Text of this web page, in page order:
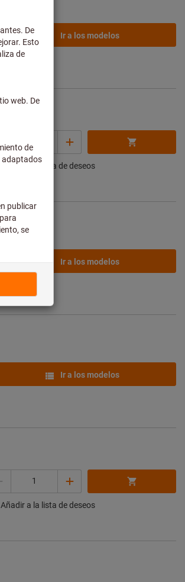
Ir a los modelos
Añadir a la lista de deseos
Ir a los modelos
Ir a los modelos
Añadir a la lista de deseos